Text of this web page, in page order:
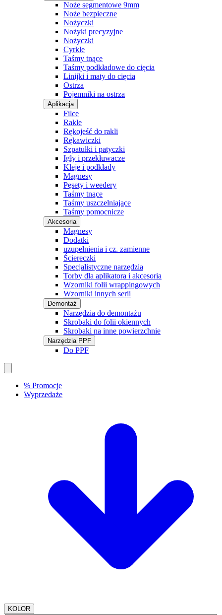
Noże segmentowe 9mm
Noże bezpieczne
Nożyczki
Nożyki precyzyjne
Nożyczki
Cyrkle
Taśmy tnące
Taśmy podkładowe do cięcia
Linijki i maty do cięcia
Ostrza
Pojemniki na ostrza
Aplikacja
Filce
Rakle
Rękojeść do rakli
Rękawiczki
Szpatułki i patyczki
Igły i przekłuwacze
Kleje i podkłady
Magnesy
Pęsety i weedery
Taśmy tnące
Taśmy uszczelniające
Taśmy pomocnicze
Akcesoria
Magnesy
Dodatki
uzupełnienia i cz. zamienne
Ściereczki
Specjalistyczne narzędzia
Torby dla aplikatora i akcesoria
Wzorniki folii wrappingowych
Wzorniki innych serii
Demontaż
Narzędzia do demontażu
Skrobaki do folii okiennych
Skrobaki na inne powierzchnie
Narzędzia PPF
Do PPF
% Promocje
Wyprzedaże
KOLOR